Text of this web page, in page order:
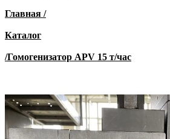
Главная /
Каталог
/Гомогенизатор APV 15 т/час